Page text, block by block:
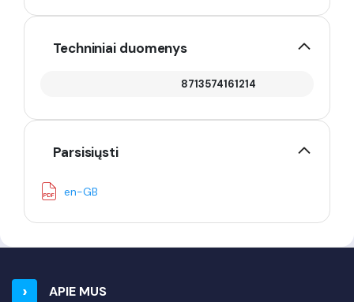
Techniniai duomenys
8713574161214
Parsisiųsti
en-GB
APIE MUS